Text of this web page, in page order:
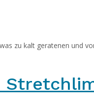
zu kalt geratenen und